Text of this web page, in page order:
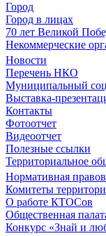
Город
Город в лицах
70 лет Великой
Некоммерческие
Новости
Перечень НКО
Муниципальный
Выставка-
Контакты
Фотоотчет
Видеоотчет
Полезные ссылки
Территориальное
Нормативная
Комитеты
О работе КТОСов
Общественная
Конкурс «Знай и